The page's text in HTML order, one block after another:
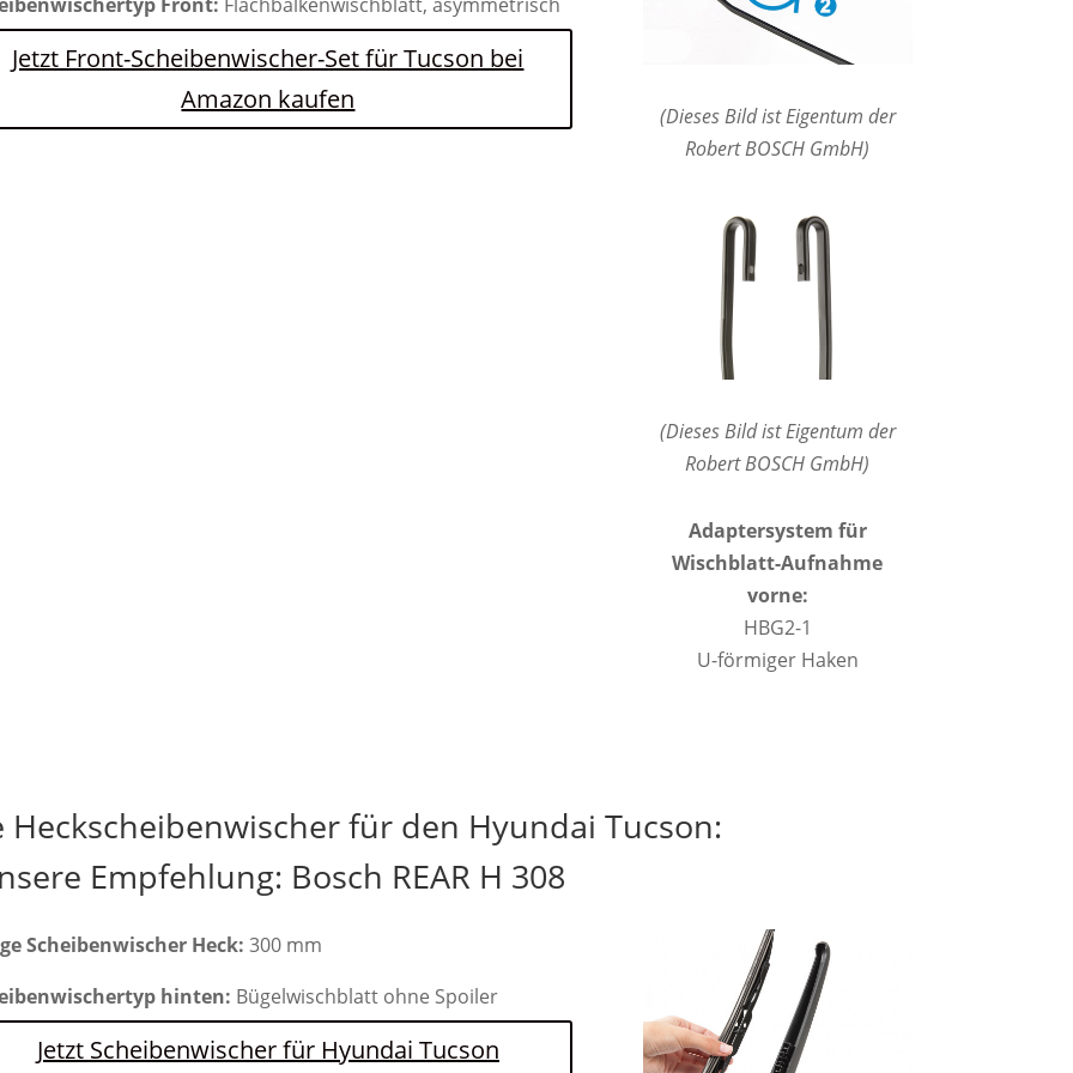
Jetzt Front-Scheibenwischer-Set für Tucson bei
Amazon kaufen
(Dieses Bild ist Eigentum der
Robert BOSCH GmbH)
(Dieses Bild ist Eigentum der
Robert BOSCH GmbH)
Adaptersystem für
Wischblatt-Aufnahme
vorne:
HBG2-1
U-förmiger Haken
für den Hyundai Tucson:
Empfehlung: Bosch REAR H 308
Scheibenwischer Heck: 300 mm
hinten: Bügelwischblatt ohne Spoiler
Jetzt Scheibenwischer für Hyundai Tucson